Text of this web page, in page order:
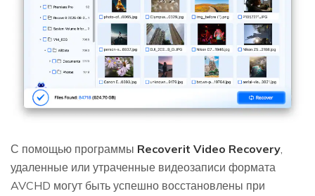
С помощью программы Recoverit Video Recovery,
удаленные или утраченные видеозаписи формата
AVCHD могут быть успешно восстановлены при